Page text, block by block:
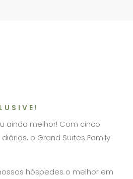
ainda melhor! Com cinco
o Grand Suites Family
hóspedes o melhor em